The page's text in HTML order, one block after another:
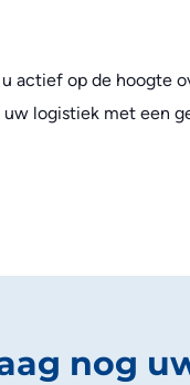
actief op de hoogte
logistiek met een
nog